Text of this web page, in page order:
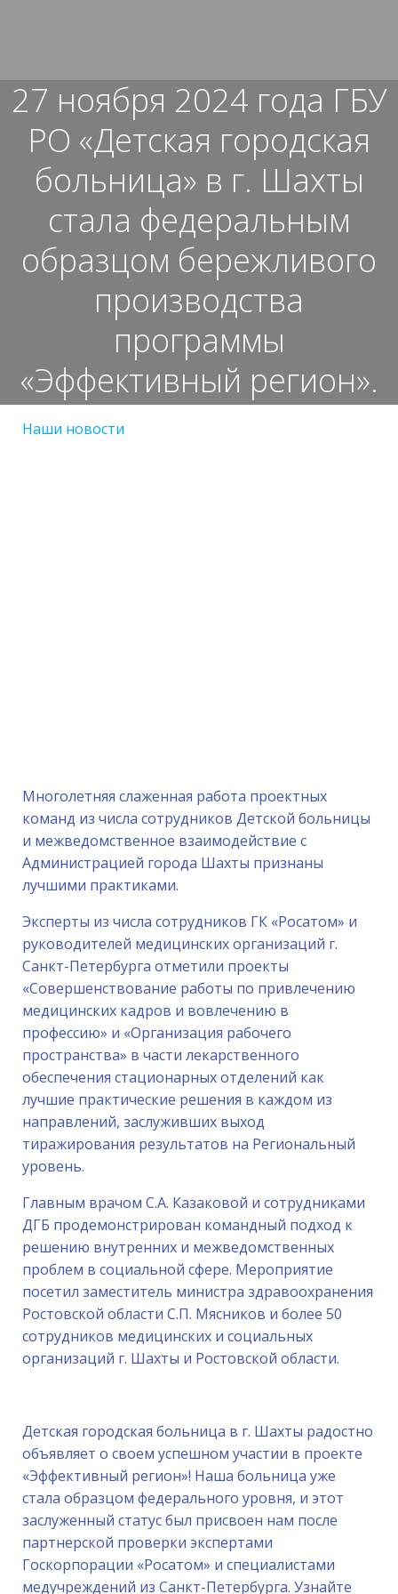
27 ноября 2024 года ГБУ
РО «Детская городская
больница» в г. Шахты
стала федеральным
образцом бережливого
производства
программы
«Эффективный регион».
Наши новости
Многолетняя слаженная работа проектных
команд из числа сотрудников Детской больницы
и межведомственное взаимодействие с
Администрацией города Шахты признаны
лучшими практиками.
Эксперты из числа сотрудников ГК «Росатом» и
руководителей медицинских организаций г.
Санкт-Петербурга отметили проекты
«Совершенствование работы по привлечению
медицинских кадров и вовлечению в
профессию» и «Организация рабочего
пространства» в части лекарственного
обеспечения стационарных отделений как
лучшие практические решения в каждом из
направлений, заслуживших выход
тиражирования результатов на Региональный
уровень.
Главным врачом С.А. Казаковой и сотрудниками
ДГБ продемонстрирован командный подход к
решению внутренних и межведомственных
проблем в социальной сфере. Мероприятие
посетил заместитель министра здравоохранения
Ростовской области С.П. Мясников и более 50
сотрудников медицинских и социальных
организаций г. Шахты и Ростовской области.
Детская городская больница в г. Шахты радостно
объявляет о своем успешном участии в проекте
«Эффективный регион»! Наша больница уже
стала образцом федерального уровня, и этот
заслуженный статус был присвоен нам после
партнерской проверки экспертами
Госкорпорации «Росатом» и специалистами
медучреждений из Санкт-Петербурга. Узнайте